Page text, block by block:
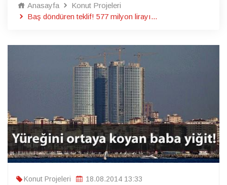
Anasayfa
Konut Projeleri
Baş döndüren teklif! 577 milyon lirayı...
Konut Projeleri
18.08.2014 13:33